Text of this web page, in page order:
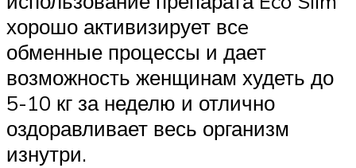
хорошо активизирует всe
обменные процессы и дает
возможность женщинам худеть до
5-10 кг за неделю и отлично
оздоравливает весь организм
изнутри.